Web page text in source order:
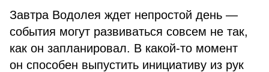
Завтра Водолея ждет непростой день —
события могут развиваться совсем не так,
как он запланировал. В какой-то момент
он способен выпустить инициативу из рук